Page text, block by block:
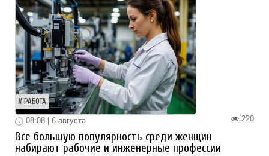
РАБОТА
220
08:08 | 6 августа
Все большую популярность среди женщин
набирают рабочие и инженерные профессии